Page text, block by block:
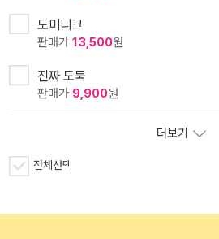
도미니크
판매가 13,500원
진짜 도둑
판매가 9,900원
더보기
전체선택